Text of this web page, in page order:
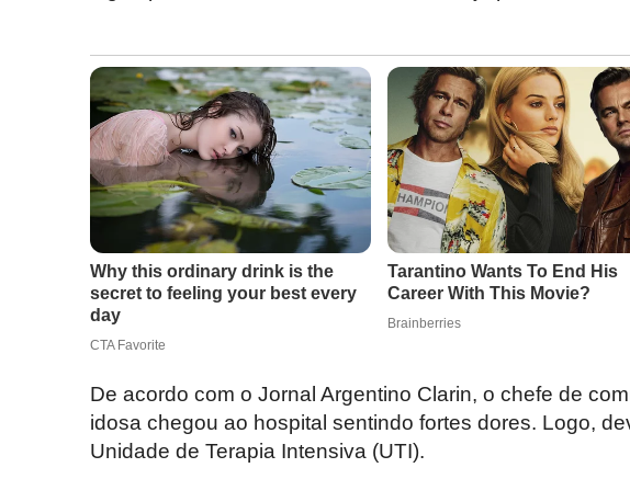
De acordo com o Jornal Argentino Clarin, o chefe de
idosa chegou ao hospital sentindo fortes dores. Logo,
Unidade de Terapia Intensiva (UTI).